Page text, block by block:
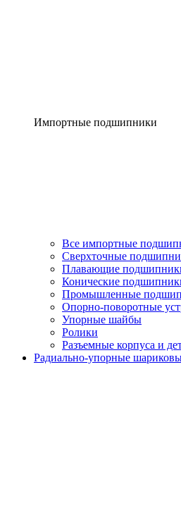
Импортные подшипники
Все импортные
Сверхточные
Плавающие
Конические
Промышленные
Опорно-поворотные
Упорные шайбы
Ролики
Разъемные корпуса и
Радиально-упорные